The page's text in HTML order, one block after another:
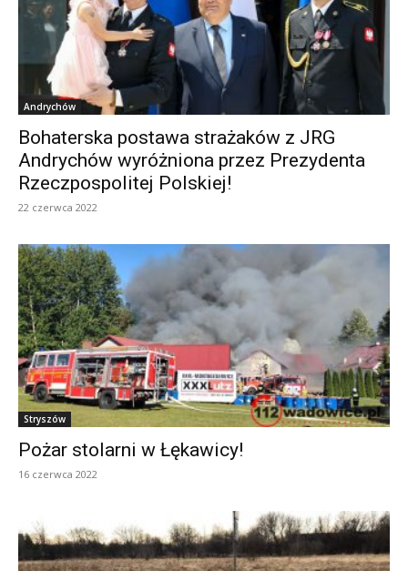
Andrychów
Bohaterska postawa strażaków z JRG
Andrychów wyróżniona przez Prezydenta
Rzeczpospolitej Polskiej!
22 czerwca 2022
Stryszów
Pożar stolarni w Łękawicy!
16 czerwca 2022